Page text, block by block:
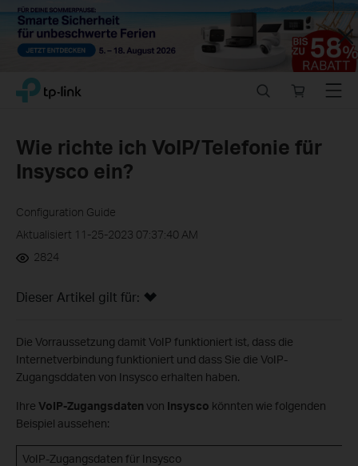
Close
Click
navigation
TP-Link, Reliably Smart
store
Menu
Wie richte ich VoIP/Telefonie für
Insysco ein?
Configuration Guide
Aktualisiert 11-25-2023 07:37:40 AM
2824
Dieser Artikel gilt für:
Die Vorraussetzung damit VoIP funktioniert ist, dass die
Internetverbindung funktioniert und dass Sie die VoIP-
Zugangsddaten von Insysco erhalten haben.
Ihre VoIP-Zugangsdaten von Insysco könnten wie folgenden
Beispiel aussehen:
VoIP-Zugangsdaten für Insysco